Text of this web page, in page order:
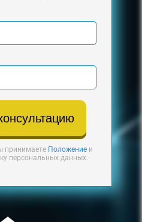
принимаете Положение и
персональных данных.